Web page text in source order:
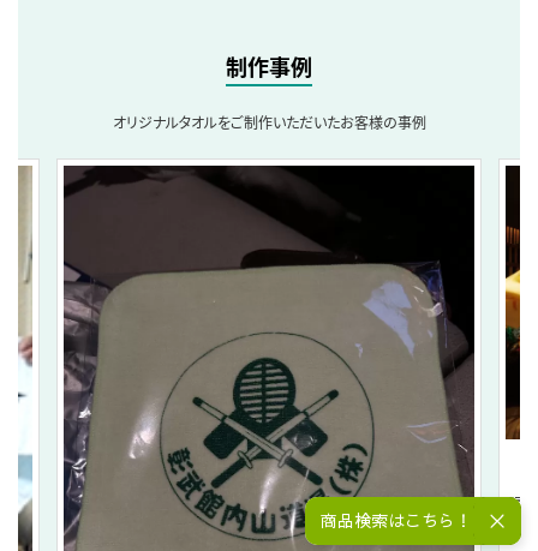
制作事例
オリジナルタオルをご制作いただいたお客様の事例
「夏
商品検索はこちら！